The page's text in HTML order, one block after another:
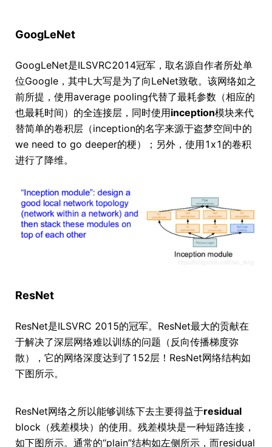
GoogLeNet
GoogLeNet是ILSVRC2014冠军，取名源自作者所处单
位Google，其中L大写是为了向LeNet致敬。该网络如之
前所提，使用average pooling代替了最耗参数（相应的
也最耗时间）的全连接层，同时使用inception模块来代
替简单的卷积层（inception的名字来源于盗梦空间中的
we need to go deeper的梗）；另外，使用1x1的卷积
进行了降维。
ResNet
ResNet是ILSVRC 2015的冠军。ResNet最大的贡献在
于解决了深层网络难以训练的问题（反向传播梯度弥
散），它的网络深度达到了152层！ResNet网络结构如
下图所示。
ResNet网络之所以能够训练下去主要得益于residual
block（残差模块）的使用。残差模块是一种短路连接，
如下图所示。通常的“plain”结构如左侧所示，而residual